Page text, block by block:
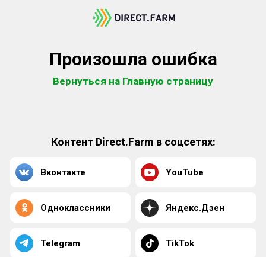
Произошла ошибка
Вернуться на Главную страницу
Контент Direct.Farm в соцсетях:
Вконтакте YouTube
Одноклассники Яндекс.Дзен
Telegram TikTok